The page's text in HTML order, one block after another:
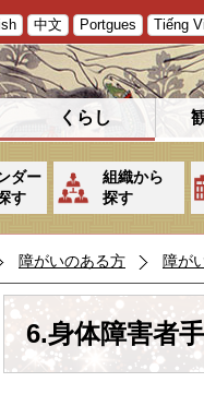
中文 Portgues Tiếng
くらし
ダー
す
組織から
探す
障がいのある方 障が
6.身体障害者